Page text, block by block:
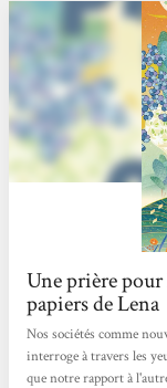
Une prière
papiers de Lena
Nos sociétés comme
interroge à travers les
que notre rapport à